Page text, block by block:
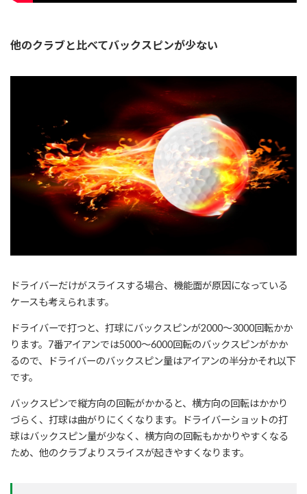
他のクラブと比べてバックスピンが少ない
ドライバーだけがスライスする場合、機能面が原因になっている
ケースも考えられます。
ドライバーで打つと、打球にバックスピンが2000～3000回転かか
ります。7番アイアンでは5000～6000回転のバックスピンがかか
るので、ドライバーのバックスピン量はアイアンの半分かそれ以下
です。
バックスピンで縦方向の回転がかかると、横方向の回転はかかり
づらく、打球は曲がりにくくなります。ドライバーショットの打
球はバックスピン量が少なく、横方向の回転もかかりやすくなる
ため、他のクラブよりスライスが起きやすくなります。